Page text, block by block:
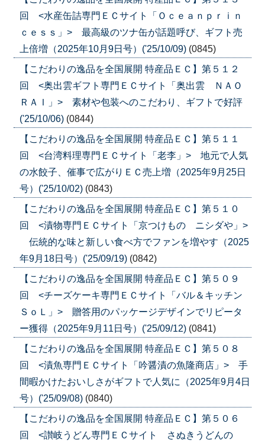
回 <水産缶詰専門ＥＣサイト「Ｏｃｅａｎｐｒｉｎ
ｃｅｓｓ」> 最高級のツナ缶が話題呼び、ギフト売
上倍増（2025年10月9日号）('25/10/09) (0845)
【こだわりの逸品を全国展開 特産品ＥＣ】第５１２
回 <奥出雲ギフト専門ＥＣサイト「奥出雲 ＮＡＯ
ＲＡＩ」> 素材や包装へのこだわり、ギフトで好評
('25/10/06) (0844)
【こだわりの逸品を全国展開 特産品ＥＣ】第５１１
回 <台湾料理専門ＥＣサイト「老李」> 地元で人気
の水餃子、催事で広がりＥＣ売上増（2025年9月25日
号）('25/10/02) (0843)
【こだわりの逸品を全国展開 特産品ＥＣ】第５１０
回 <漬物専門ＥＣサイト「京つけもの ニシダや」>
伝統的な味と新しい食べ方でファンを増やす（2025
年9月18日号）('25/09/19) (0842)
【こだわりの逸品を全国展開 特産品ＥＣ】第５０９
回 <チーズケーキ専門ＥＣサイト「バル＆キッチン
ＳｏＬ」> 贈答用のパッケージデザインでリピータ
ー獲得（2025年9月11日号）('25/09/12) (0841)
【こだわりの逸品を全国展開 特産品ＥＣ】第５０８
回 <漬魚専門ＥＣサイト「吟醤漬の魚隆商店」> 手
間暇かけたおいしさがギフトで人気に（2025年9月4日
号）('25/09/08) (0840)
【こだわりの逸品を全国展開 特産品ＥＣ】第５０６
回 <讃岐うどん専門ＥＣサイト さぬきうどんの